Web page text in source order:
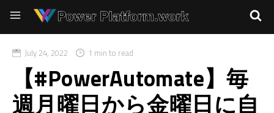
July 24, 2022 1 min to read
【#PowerAutomate】毎
週月曜日から金曜日に自